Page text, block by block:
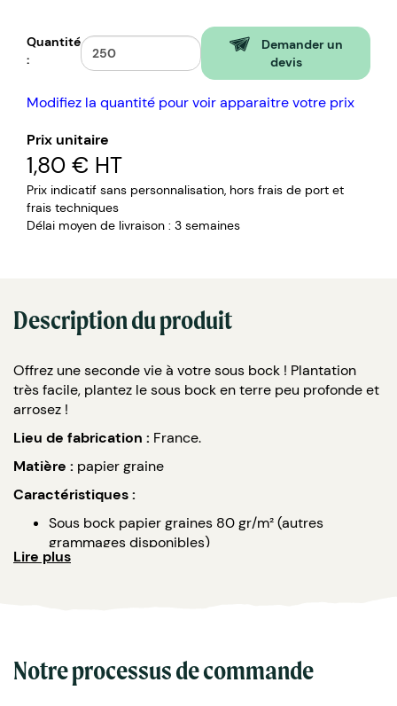
Mélange aromatique
Coquelicot
Carotte
Marguerite
Personnalisation par impression quadri recto
Carré avec bords arrondis 83x83 mm
Rond Ø65 mm
30% d'encrage maximum pour une bonne
germination des graines
Quantité
:
Demander un
devis
Modifiez la quantité pour voir apparaitre votre prix
Prix unitaire
1,80 € HT
Prix indicatif sans personnalisation, hors frais de port et
frais techniques
Délai moyen de livraison : 3 semaines
Description du produit
Offrez une seconde vie à votre sous bock ! Plantation
très facile, plantez le sous bock en terre peu profonde et
arrosez !
Lieu de fabrication : France.
Matière : papier graine
Caractéristiques :
Sous bock papier graines 80 gr/m² (autres
grammages disponibles)
3 formats possibles :
Mélange de fleurs (Bleuet, Calendula, Muflier,
Nigelle, Cosmos, Pied d'alouette)
Lire plus
Notre processus de commande